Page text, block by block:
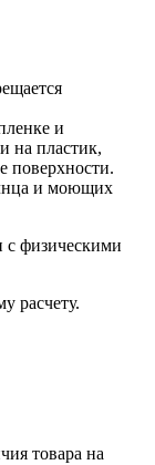
и
на пластик,
поверхности.
и моющих
с физическими
расчету.
товара на